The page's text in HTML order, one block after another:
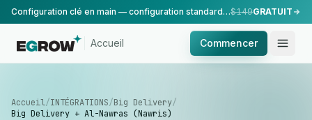
Configuration clé en main — configuration standard, réalisée par notre équipe.$149GRATUIT
Accueil Commencer
Accueil/INTÉGRATIONS/Big Delivery/
Big Delivery + Al-Nawras (Nawris)